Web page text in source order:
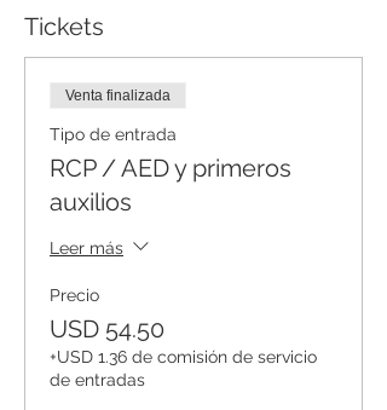
Tickets
Venta finalizada
Tipo de entrada
RCP / AED y primeros
auxilios
Leer más
Precio
USD 54.50
+USD 1.36 de comisión de servicio
de entradas